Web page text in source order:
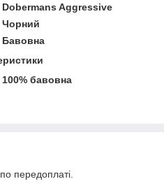
Dobermans Aggressive
Чорний
Бавовна
100% бавовна
передоплаті.